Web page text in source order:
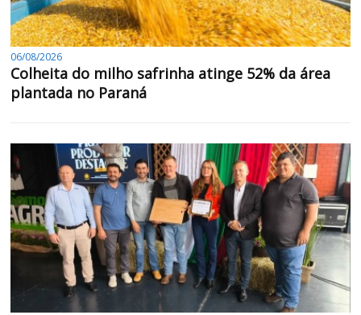
06/08/2026
Colheita do milho safrinha atinge 52% da área
plantada no Paraná